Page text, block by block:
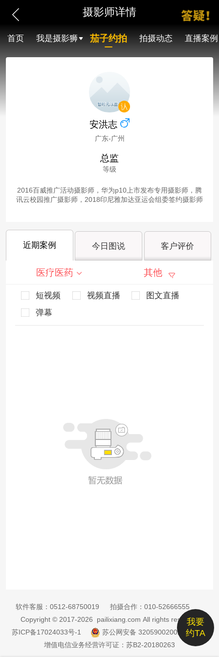
摄影师详情
首页 我是摄影狮 茄子约拍 拍摄动态 直播案例
安洪志
广东-广州
总监
等级
2016百威推广活动摄影师，华为p10上市发布专用摄影师，腾
讯云校园推广摄影师，2018印尼雅加达亚运会组委签约摄影师
近期案例 今日图说 客户评价
医疗医药 其他
短视频 视频直播
图文直播
弹幕
我要
约TA
软件客服： 0512-68750019 拍摄合作： 010-52666555
Copyright © 2017-2026 pailixiang.com All rights reserved
苏ICP备17024033号-1
苏公网安备 32059002002885号
增值电信业务经营许可证：苏B2-20180263